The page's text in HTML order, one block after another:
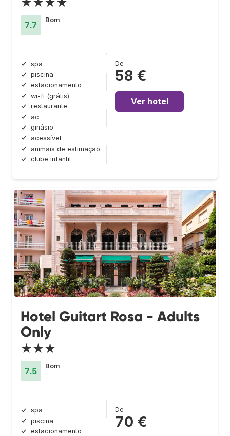
7.7
Bom
spa
piscina
estacionamento
wi-fi (grátis)
restaurante
ac
ginásio
acessível
animais de estimação
clube infantil
De
58 €
Ver hotel
Hotel Guitart Rosa - Adults
Only
★★★
7.5
Bom
spa
piscina
estacionamento
De
70 €